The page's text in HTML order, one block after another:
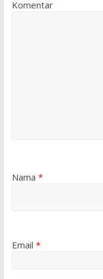
Komentar
Nama *
Email *